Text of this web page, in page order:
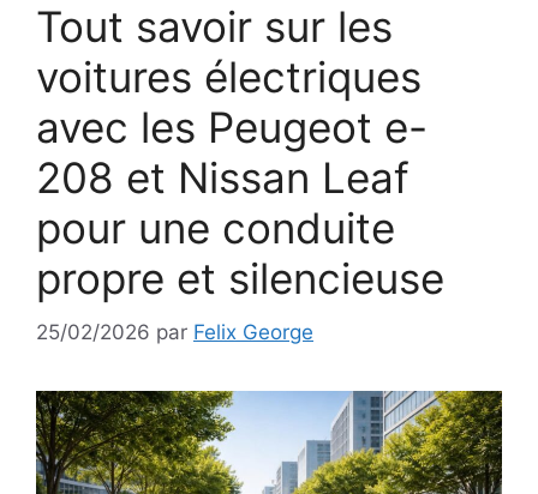
Tout savoir sur les
voitures électriques
avec les Peugeot e-
208 et Nissan Leaf
pour une conduite
propre et silencieuse
25/02/2026 par Felix George